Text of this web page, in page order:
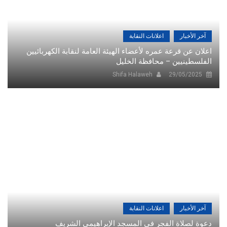
آخر الأخبار اعلانات النقابة
اعلان عن قرعة عمره لأعضاء الهيئة العامة لنقابة الكهربائيين
الفلسطينيين – محافظة الخليل
29/05/2025
Shifa Halaweh
آخر الأخبار اعلانات النقابة
دعوة لصلاة الفجر في المسجد الإبراهيمي الشريف